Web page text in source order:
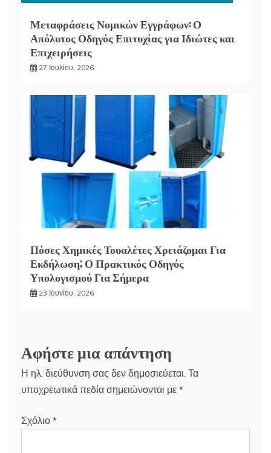
Μεταφράσεις Νομικών Εγγράφων: Ο
Απόλυτος Οδηγός Επιτυχίας για Ιδιώτες και
Επιχειρήσεις
27 Ιουλίου, 2026
Πόσες Χημικές Τουαλέτες Χρειάζομαι Για
Εκδήλωση; Ο Πρακτικός Οδηγός
Υπολογισμού Για Σήμερα
23 Ιουνίου, 2026
Αφήστε μια απάντηση
Η ηλ. διεύθυνση σας δεν δημοσιεύεται. Τα
υποχρεωτικά πεδία σημειώνονται με *
Σχόλιο *